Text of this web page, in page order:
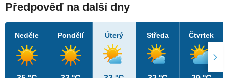
Předpověď na další dny
Neděle Pondělí Úterý Středa Čtvrtek